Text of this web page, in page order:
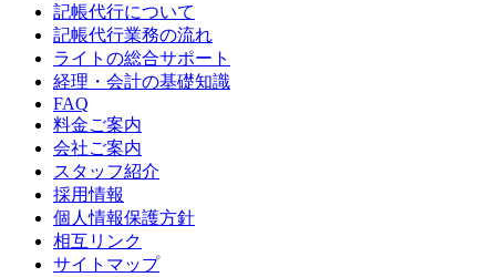
記帳代行について
記帳代行業務の流れ
ライトの総合サポート
経理・会計の基礎知識
FAQ
料金ご案内
会社ご案内
スタッフ紹介
採用情報
個人情報保護方針
相互リンク
サイトマップ